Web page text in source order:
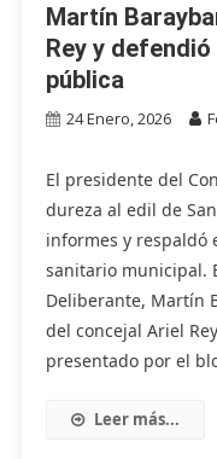
Martín
Rey y
pública
24 Enero, 2026
El presidente del
dureza al edil de
informes y respaldó
sanitario municipal.
Deliberante, Martín
del concejal Ariel
presentado por el
Leer más...